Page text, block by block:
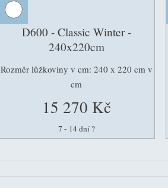
D600 - Classic Winter -
240x220cm
Rozměr lůžkoviny v cm: 240 x 220 cm v
cm
15 270 Kč
7 - 14 dní ?